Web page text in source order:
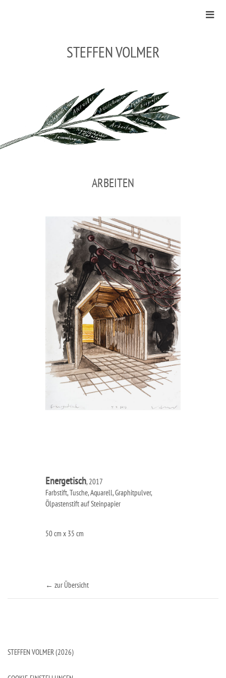
STEFFEN VOLMER
ARBEITEN
Energetisch, 2017
Farbstift, Tusche, Aquarell, Graphitpulver,
Ölpastenstift auf Steinpapier
50 cm x 35 cm
← zur Übersicht
STEFFEN VOLMER (2026)